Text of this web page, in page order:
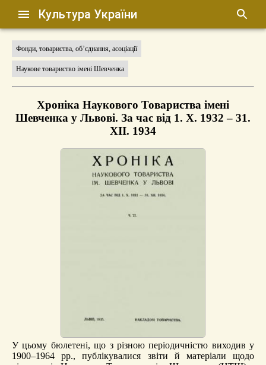
Культура України
Фонди, товариства, об’єднання, асоціації
Наукове товариство імені Шевченка
Хроніка Наукового Товариства імені
Шевченка у Львові. За час від 1. Х. 1932 – 31.
XII. 1934
У цьому бюлетені, що з різною періодичністю виходив у
1900–1964 рр., публікувалися звіти й матеріали щодо